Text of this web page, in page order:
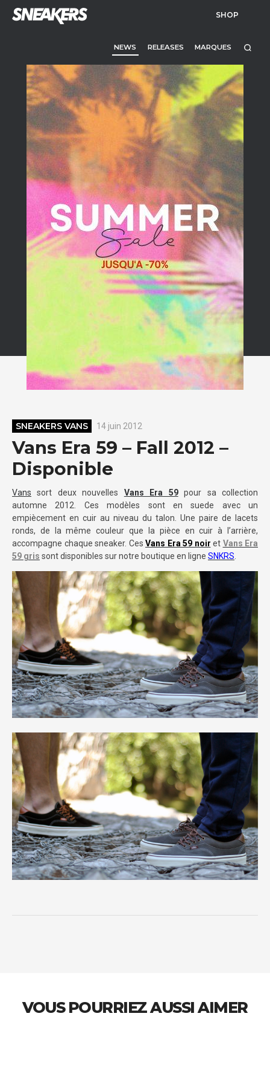
SHOP
NEWS RELEASES MARQUES
SNEAKERS VANS 14 juin 2012
Vans Era 59 – Fall 2012 –
Disponible
Vans sort deux nouvelles Vans Era 59pour sa collection
automne 2012. Ces modèles sont en suede avec un
empiècement en cuir au niveau du talon. Une paire de lacets
ronds, de la même couleur que la pièce en cuir à l’arrière,
accompagne chaque sneaker. Ces Vans Era 59 noir et Vans Era
59 gris sont disponibles sur notre boutique en ligne SNKRS
VOUS POURRIEZ AUSSI AIMER